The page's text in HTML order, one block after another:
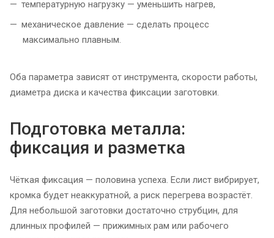
температурную нагрузку — уменьшить нагрев,
механическое давление — сделать процесс
максимально плавным.
Оба параметра зависят от инструмента, скорости работы,
диаметра диска и качества фиксации заготовки.
Подготовка металла:
фиксация и разметка
Чёткая фиксация — половина успеха. Если лист вибрирует,
кромка будет неаккуратной, а риск перегрева возрастёт.
Для небольшой заготовки достаточно струбцин, для
длинных профилей — прижимных рам или рабочего